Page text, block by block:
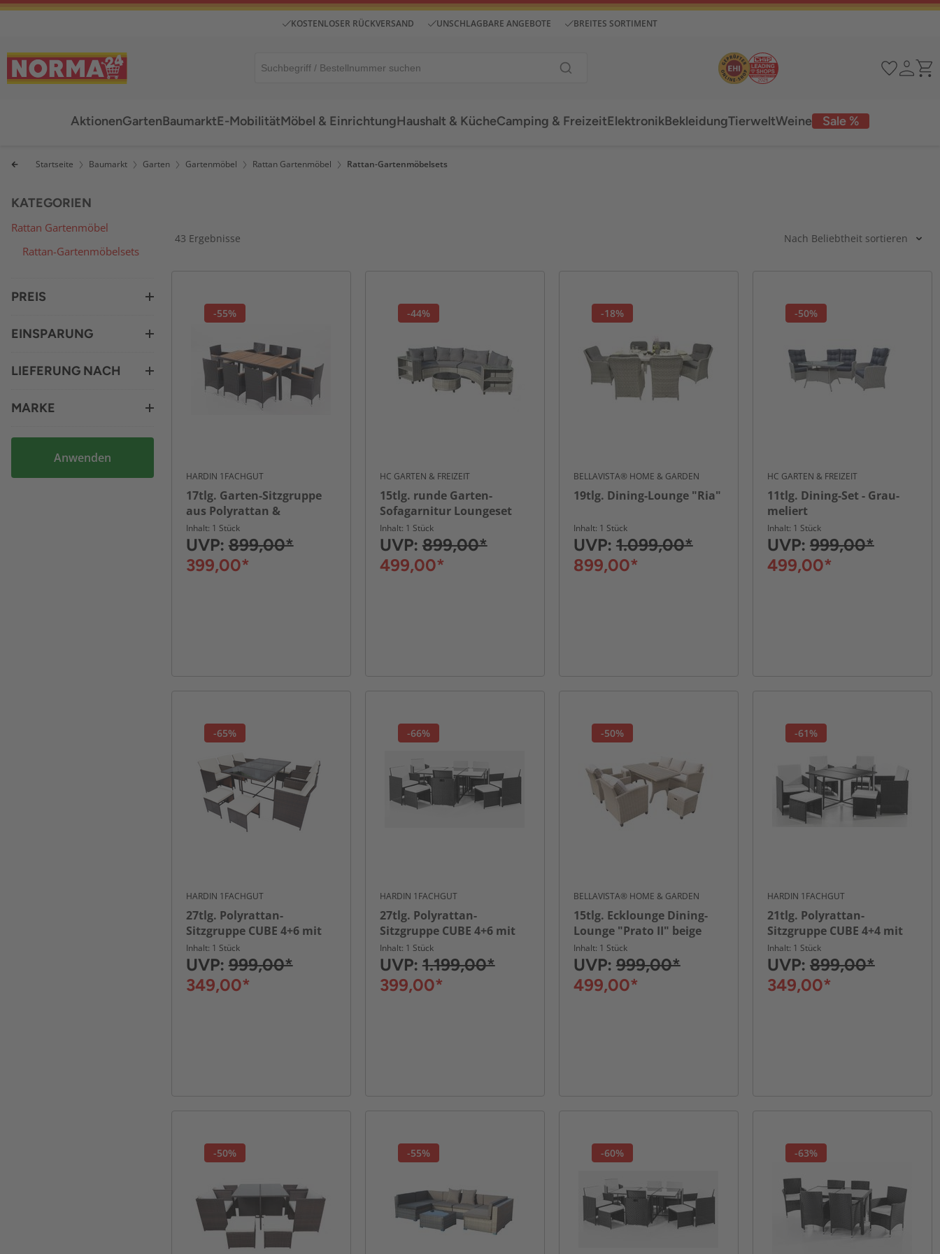
KOSTENLOSER RÜCKVERSAND UNSCHLAGBARE ANGEBOTE BREITES SORTIMENT
AktionenGartenBaumarktE-MobilitätMöbel & EinrichtungHaushalt & KücheCamping & Freizeit Sale %
ElektronikBekleidungTierweltWeine
Startseite Baumarkt Garten Gartenmöbel Rattan Gartenmöbel Rattan-Gartenmöbelsets
KATEGORIEN
Rattan Gartenmöbel
Rattan-Gartenmöbelsets
PREIS
EINSPARUNG
LIEFERUNG NACH
MARKE
Anwenden
43 Ergebnisse Nach Beliebtheit sortieren
-55%
HARDIN 1FACHGUT
17tlg. Garten-Sitzgruppe
aus Polyrattan &
Tischplatte aus
Akazienholz - Schwarz
Inhalt: 1 Stück
UVP:899,00*
399,00*
-44%
HC GARTEN & FREIZEIT
15tlg. runde Garten-
Sofagarnitur Loungeset
mit 2 Seitenablagen - Grau
Inhalt: 1 Stück
UVP: 899,00*
499,00*
-18%
BELLAVISTA® HOME & GARDEN
19tlg. Dining-Lounge "Ria"
Inhalt: 1 Stück
UVP: 1.099,00*
899,00*
-50%
HC GARTEN & FREIZEIT
11tlg. Dining-Set - Grau-
meliert
Inhalt: 1 Stück
UVP: 999,00*
499,00*
-65%
HARDIN 1FACHGUT
27tlg. Polyrattan-
Sitzgruppe CUBE 4+6 mit
platzsparendem
Würfelsystem - Braun
Inhalt: 1 Stück
UVP:999,00*
349,00*
-66%
HARDIN 1FACHGUT
27tlg. Polyrattan-
Sitzgruppe CUBE 4+6 mit
platzsparendem
Würfelsystem - Schwarz
Inhalt: 1 Stück
UVP: 1.199,00*
399,00*
-50%
BELLAVISTA® HOME & GARDEN
15tlg. Ecklounge Dining-
Lounge "Prato II" beige
Inhalt: 1 Stück
UVP: 999,00*
499,00*
-61%
HARDIN 1FACHGUT
21tlg. Polyrattan-
Sitzgruppe CUBE 4+4 mit
platzsparendem
Würfelsystem - Schwarz
Inhalt: 1 Stück
UVP: 899,00*
349,00*
-50% -55% -60% -63%